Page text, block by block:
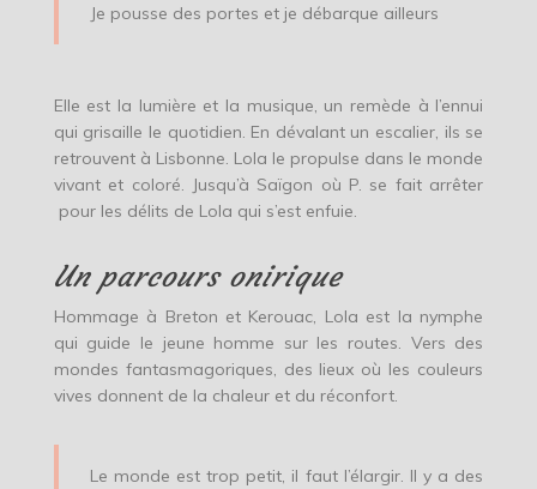
Je pousse des portes et je débarque ailleurs
Elle est la lumière et la musique, un remède à l’ennui
qui grisaille le quotidien. En dévalant un escalier, ils se
retrouvent à Lisbonne. Lola le propulse dans le monde
vivant et coloré. Jusqu’à Saïgon où P. se fait arrêter
pour les délits de Lola qui s’est enfuie.
Un parcours onirique
Hommage à Breton et Kerouac, Lola est la nymphe
qui guide le jeune homme sur les routes. Vers des
mondes fantasmagoriques, des lieux où les couleurs
vives donnent de la chaleur et du réconfort.
Le monde est trop petit, il faut l’élargir. Il y a des